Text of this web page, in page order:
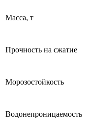
Масса, т
Прочность на сжатие
Морозостойкость
Водонепроницаемость